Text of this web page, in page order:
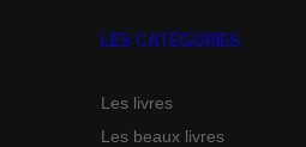
LES CATÉGORIES
Les livres
Les beaux livres